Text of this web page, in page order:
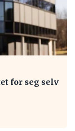
for seg selv